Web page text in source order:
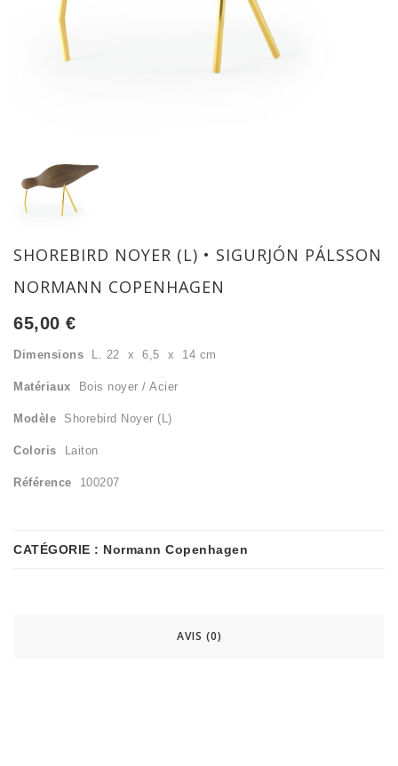
SHOREBIRD NOYER (L) • SIGURJÓN PÁLSSON
NORMANN COPENHAGEN
65,00 €
Dimensions L. 22 x 6,5 x 14 cm
Matériaux Bois noyer / Acier
Modèle Shorebird Noyer (L)
Coloris Laiton
Référence 100207
CATÉGORIE : Normann Copenhagen
AVIS (0)